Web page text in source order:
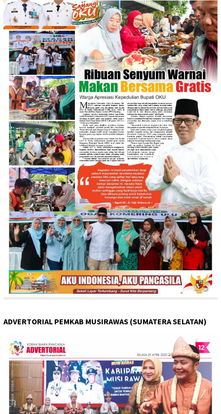
ADVERTORIAL PEMKAB MUSIRAWAS (SUMATERA SELATAN)